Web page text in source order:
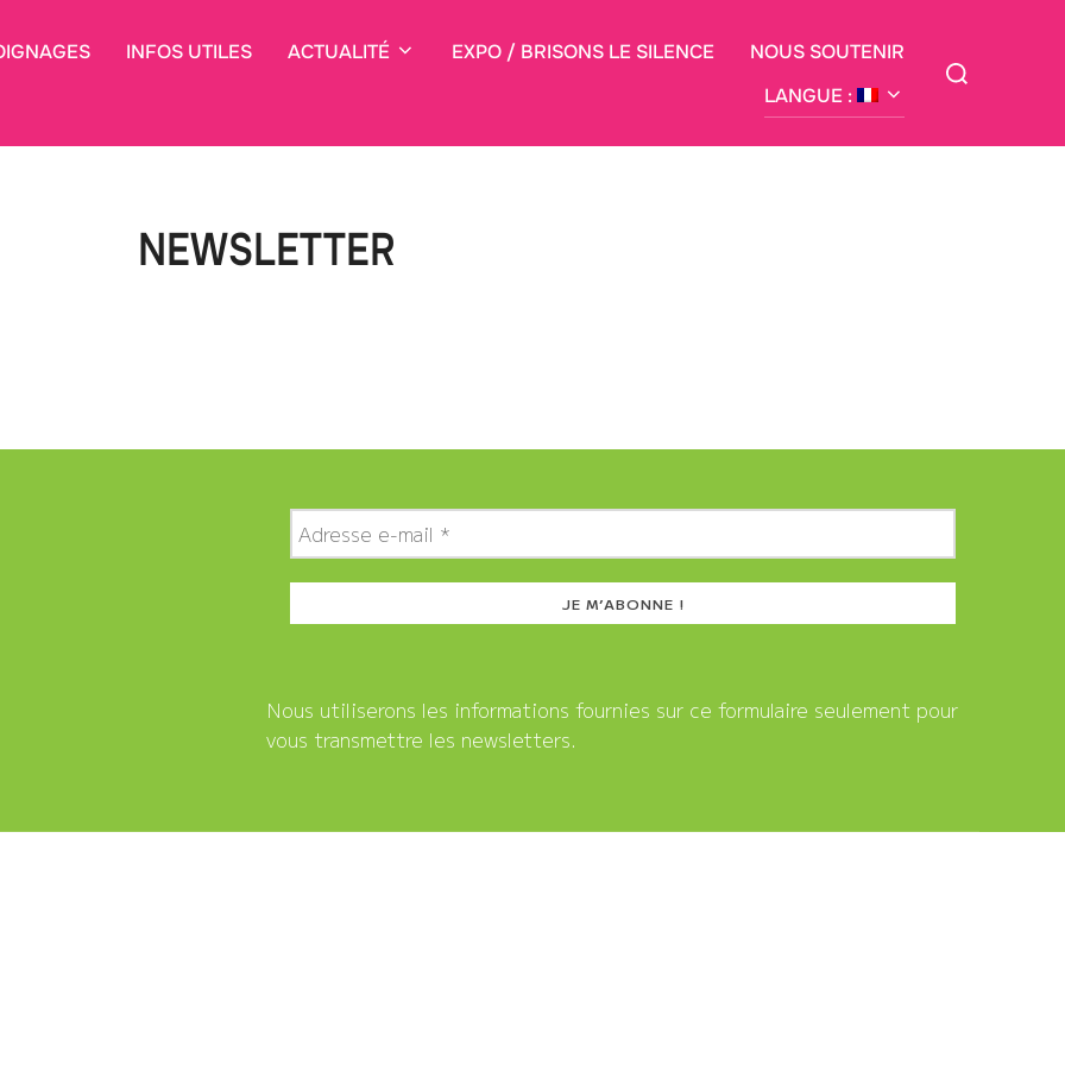
INFOS UTILES ACTUALITÉ EXPO / BRISONS LE SILENCE
NOUS SOUTENIR
LANGUE :
Rechercher :
NEWSLETTER
Nous utiliserons les informations fournies sur ce formulaire seulement pour
vous transmettre les newsletters.